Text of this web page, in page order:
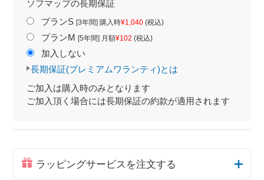
ソフマップの長期保証
プランS [3年間] 購入時¥1,040(税込)
プランM [5年間] 月額¥102 (税込)
加入しない
長期保証(プレミアムワランティ)とは
ご加入は購入時のみとなります
ご加入頂く場合には長期保証の約款が適用されます
ラッピングサービスを注文する